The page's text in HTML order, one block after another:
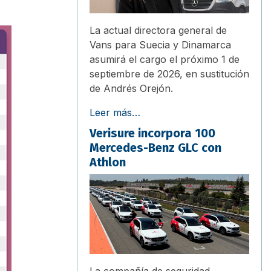
La actual directora general de
Vans para Suecia y Dinamarca
asumirá el cargo el próximo 1 de
septiembre de 2026, en sustitución
de Andrés Orejón.
Leer más…
Verisure incorpora 100
Mercedes-Benz GLC con
Athlon